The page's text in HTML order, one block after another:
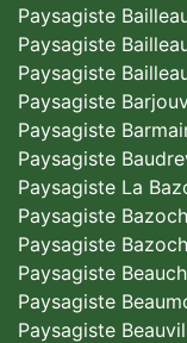
Paysagiste
Paysagiste
Paysagiste
Paysagiste
Paysagiste
Paysagiste
Paysagiste La
Paysagiste
Paysagiste
Paysagiste
Paysagiste
Paysagiste